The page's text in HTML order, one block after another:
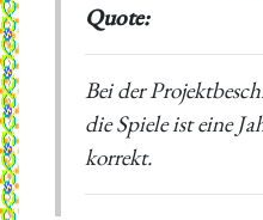
Quote:
Bei der
die Spiele ist eine
korrekt.